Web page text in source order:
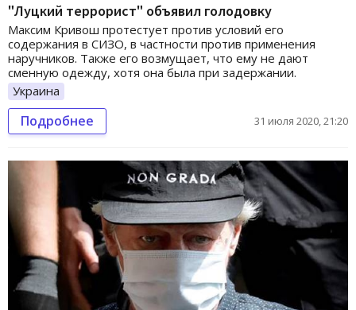
"Луцкий террорист" объявил голодовку
Максим Кривош протестует против условий его
содержания в СИЗО, в частности против применения
наручников. Также его возмущает, что ему не дают
сменную одежду, хотя она была при задержании.
Украина
Подробнее 31 июля 2020, 21:20